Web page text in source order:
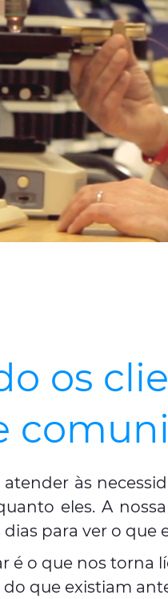
os
às
eles. A
para ver o
é o que nos
do que existiam